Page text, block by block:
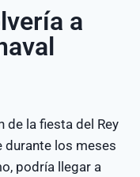
a
de la fiesta del Rey
durante los meses
podría llegar a